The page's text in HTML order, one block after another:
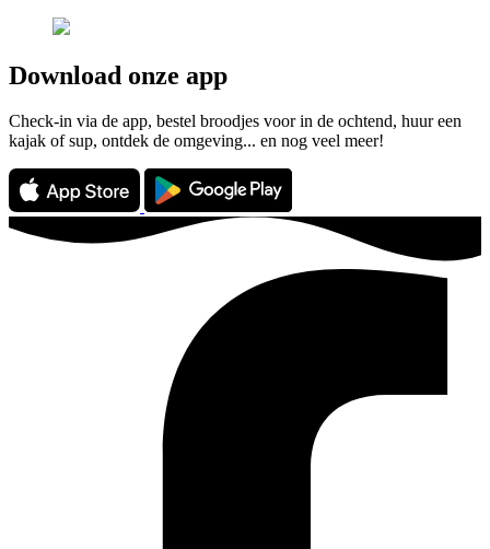
Download onze app
Check-in via de app, bestel broodjes voor in de ochtend, huur een
kajak of sup, ontdek de omgeving... en nog veel meer!